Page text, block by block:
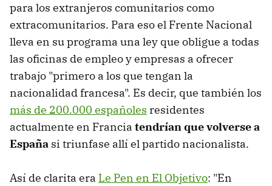
para los extranjeros comunitarios como
extracomunitarios. Para eso el Frente Nacional
lleva en su programa una ley que obligue a todas
las oficinas de empleo y empresas a ofrecer
trabajo "primero a los que tengan la
nacionalidad francesa". Es decir, que también los
más de 200.000 españoles residentes
actualmente en Francia tendrían que volverse a
España si triunfase allí el partido nacionalista.
Así de clarita era Le Pen en El Objetivo: "En